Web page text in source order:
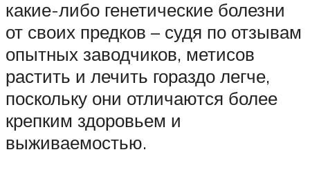
какие-либо генетические болезни
от своих предков – судя по отзывам
опытных заводчиков, метисов
растить и лечить гораздо легче,
поскольку они отличаются более
крепким здоровьем и
выживаемостью.